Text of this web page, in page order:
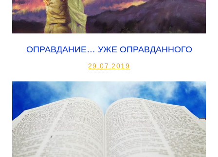
ОПРАВДАНИЕ… УЖЕ ОПРАВДАННОГО
29.07.2019